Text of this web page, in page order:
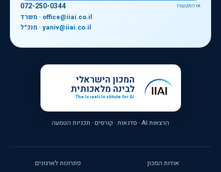
או התקשרו 072-250-0344
משרד · office@iiai.co.il
מנכ״ל · yaniv@iiai.co.il
המכון הישראלי
לבינה מלאכותית
The Israeli Institute for AI
הרצאות AI · סדנאות · קורסים · תכניות הטמעה
אודות המכון
פתרונות לארגונים